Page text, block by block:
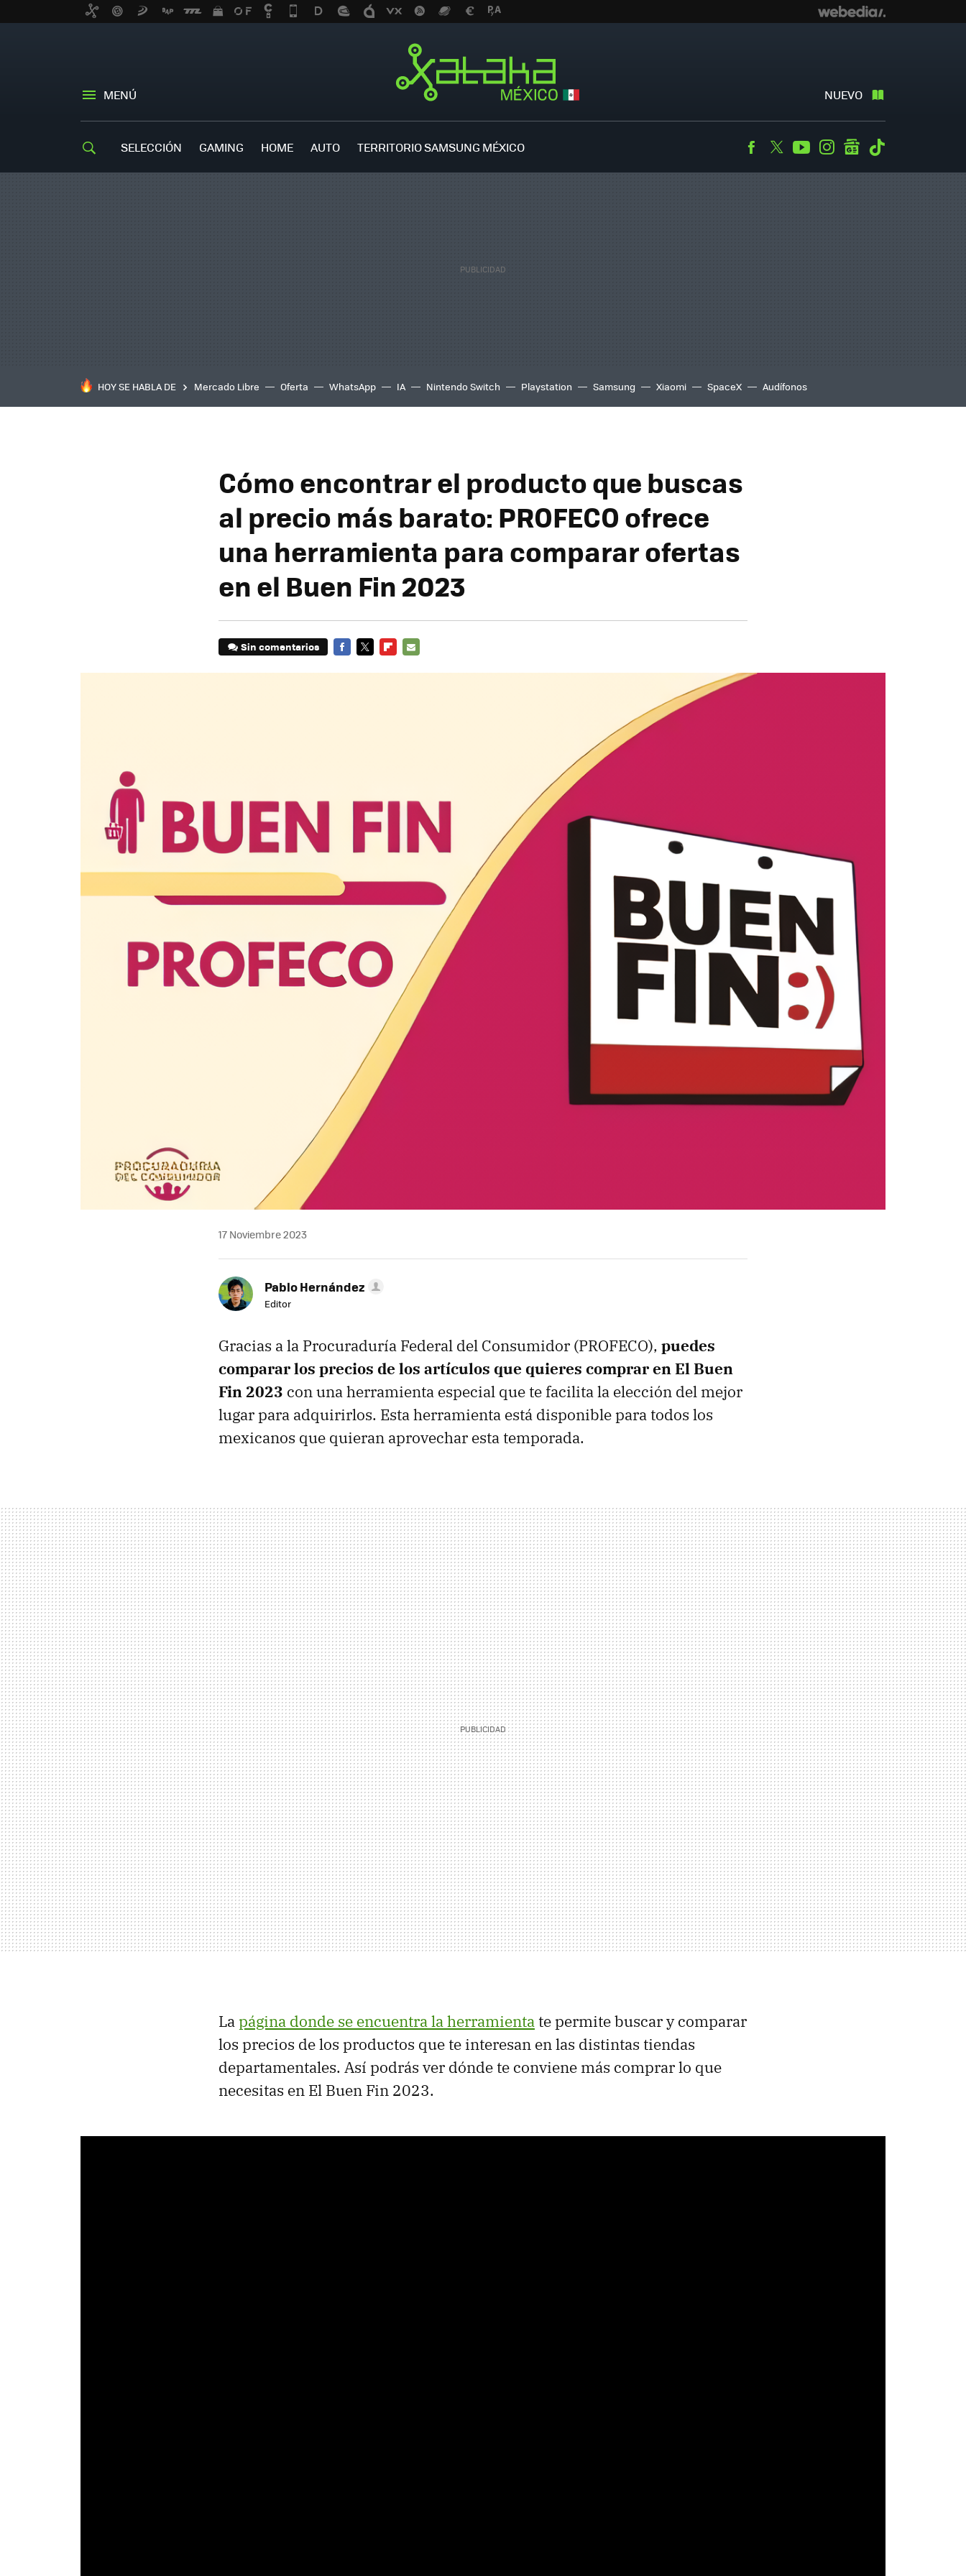
MENÚ NUEVO
SELECCIÓN GAMING HOME AUTO TERRITORIO SAMSUNG MÉXICO Facebook
TwitterYoutubeInstagramgooglenews
HOY SE HABLA DE Mercado Libre Oferta WhatsApp IA Nintendo Switch Playstation Samsung Xiaomi SpaceX Audífonos
Cómo encontrar el producto que buscas
al precio más barato: PROFECO ofrece
una herramienta para comparar ofertas
en el Buen Fin 2023
Sin comentarios
17 Noviembre 2023
Pablo Hernández
Editor
Gracias a la Procuraduría Federal del Consumidor (PROFECO), puedes
comparar los precios de los artículos que quieres comprar en El Buen
Fin 2023 con una herramienta especial que te facilita la elección del mejor
lugar para adquirirlos. Esta herramienta está disponible para todos los
mexicanos que quieran aprovechar esta temporada.
Lapágina donde se encuentra la herramienta te permite buscar y comparar
los precios de los productos que te interesan en las distintas tiendas
departamentales. Así podrás ver dónde te conviene más comprar lo que
necesitas en El Buen Fin 2023.